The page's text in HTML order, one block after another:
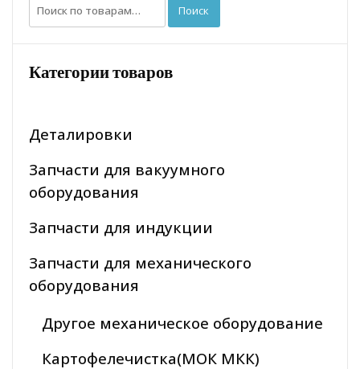
Искать: Поиск
Категории товаров
Деталировки
Запчасти для вакуумного
оборудования
Запчасти для индукции
Запчасти для механического
оборудования
Другое механическое оборудование
Картофелечистка(МОК МКК)